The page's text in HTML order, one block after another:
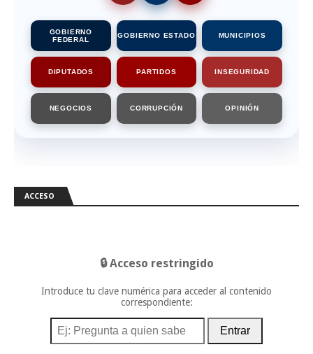
GOBIERNO
FEDERAL
GOBIERNO ESTADO MUNICIPIOS
DIPUTADOS PARTIDOS INSEGURIDAD
NEGOCIOS CORRUPCIÓN OPINIÓN
ACCESO
🔒 Acceso restringido
Introduce tu clave numérica para acceder al contenido
correspondiente:
Entrar